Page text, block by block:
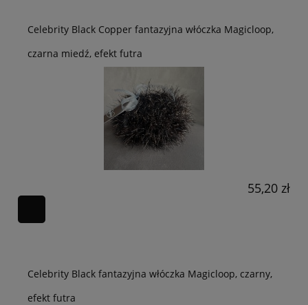
Celebrity Black Copper fantazyjna włóczka Magicloop,
czarna miedź, efekt futra
55,20 zł
Celebrity Black fantazyjna włóczka Magicloop, czarny,
efekt futra